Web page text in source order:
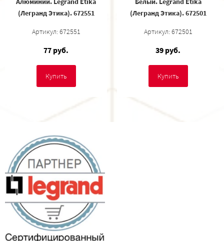
(Легранд Этика). 672551
Артикул: 672551
77 руб.
Купить
(Легранд Этика). 672501
Артикул: 672501
39 руб.
Купить